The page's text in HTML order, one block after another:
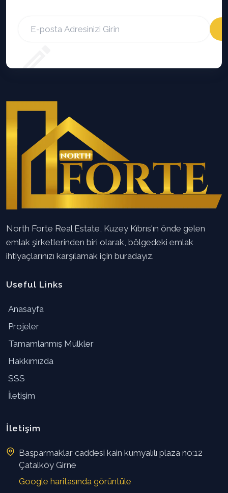
North Forte Real Estate, Kuzey Kıbrıs'ın önde gelen
emlak şirketlerinden biri olarak, bölgedeki emlak
ihtiyaçlarınızı karşılamak için buradayız.
Useful Links
Anasayfa
Projeler
Tamamlanmış Mülkler
Hakkımızda
SSS
İletişim
İletişim
Başparmaklar caddesi kain kumyalılı plaza no:12
Çatalköy Girne
Google haritasında görüntüle